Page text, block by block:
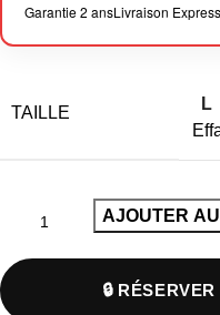
Garantie 2 ansLivraison Express
TAILLE L
AJOUTER
🔒